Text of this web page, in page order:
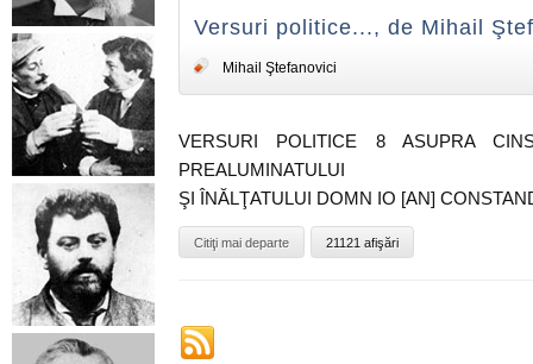
Versuri politice..., de Mihail
Mihail Ştefanovici
VERSURI POLITICE 8 ASUPRA
PREALUMINATULUI
ŞI ÎNĂLŢATULUI DOMN IO [AN]
Citiţi mai departe 21121 afişări